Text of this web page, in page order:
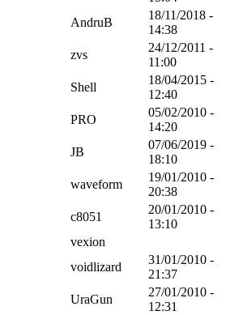
AndruB
18/11/2018 -
14:38
zvs
24/12/2011 -
11:00
Shell
18/04/2015 -
12:40
PRO
05/02/2010 -
14:20
JB
07/06/2019 -
18:10
waveform
19/01/2010 -
20:38
c8051
20/01/2010 -
13:10
vexion
voidlizard
31/01/2010 -
21:37
UraGun
27/01/2010 -
12:31